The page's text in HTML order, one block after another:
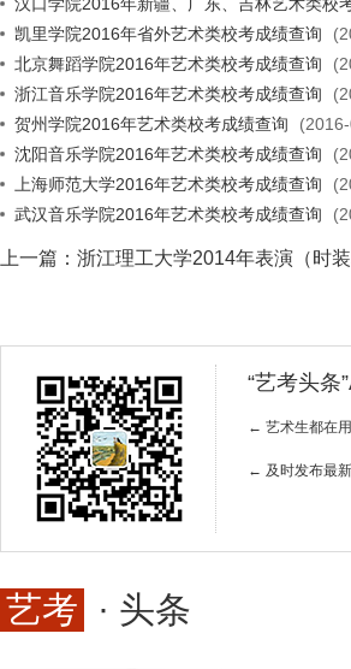
凯里学院2016年省外艺术类校考成绩查询
北京舞蹈学院2016年艺术类校考成绩查询
浙江音乐学院2016年艺术类校考成绩查询
贺州学院2016年艺术类校考成绩查询
沈阳音乐学院2016年艺术类校考成绩查询
上海师范大学2016年艺术类校考成绩查询
武汉音乐学院2016年艺术类校考成绩查询
上一篇： 浙江理工大学2014年表演（时
“艺考头
← 艺术生都在
← 及时发布最
艺考 · 头条